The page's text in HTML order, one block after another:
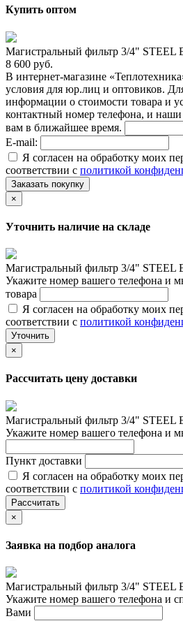
Купить оптом
Магистральный фильтр 3/4" STEEL
8 600 руб.
В интернет-магазине
условия для юр.лиц и оптовиков.
информации о стоимости товара и
контактный номер телефона, и
вам в ближайшее время.
E-mail:
Я согласен на обработку моих
соответствии с политикой
Заказать покупку
×
Уточнить наличие на складе
Магистральный фильтр 3/4" STEEL
Укажите номер вашего телефона и
товара
Я согласен на обработку моих
соответствии с политикой
Уточнить
×
Рассчитать цену доставки
Магистральный фильтр 3/4" STEEL
Укажите номер вашего телефона и
Пункт доставки
Я согласен на обработку моих
соответствии с политикой
Рассчитать
×
Заявка на подбор аналога
Магистральный фильтр 3/4" STEEL
Укажите номер вашего телефона и
Вами